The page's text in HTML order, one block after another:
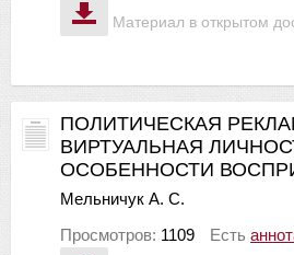
Материал в открытом
ПОЛИТИЧЕСКАЯ
ВИРТУАЛЬНАЯ
ОСОБЕННОСТИ
Мельничук А. С.
Просмотров: 1109 Есть